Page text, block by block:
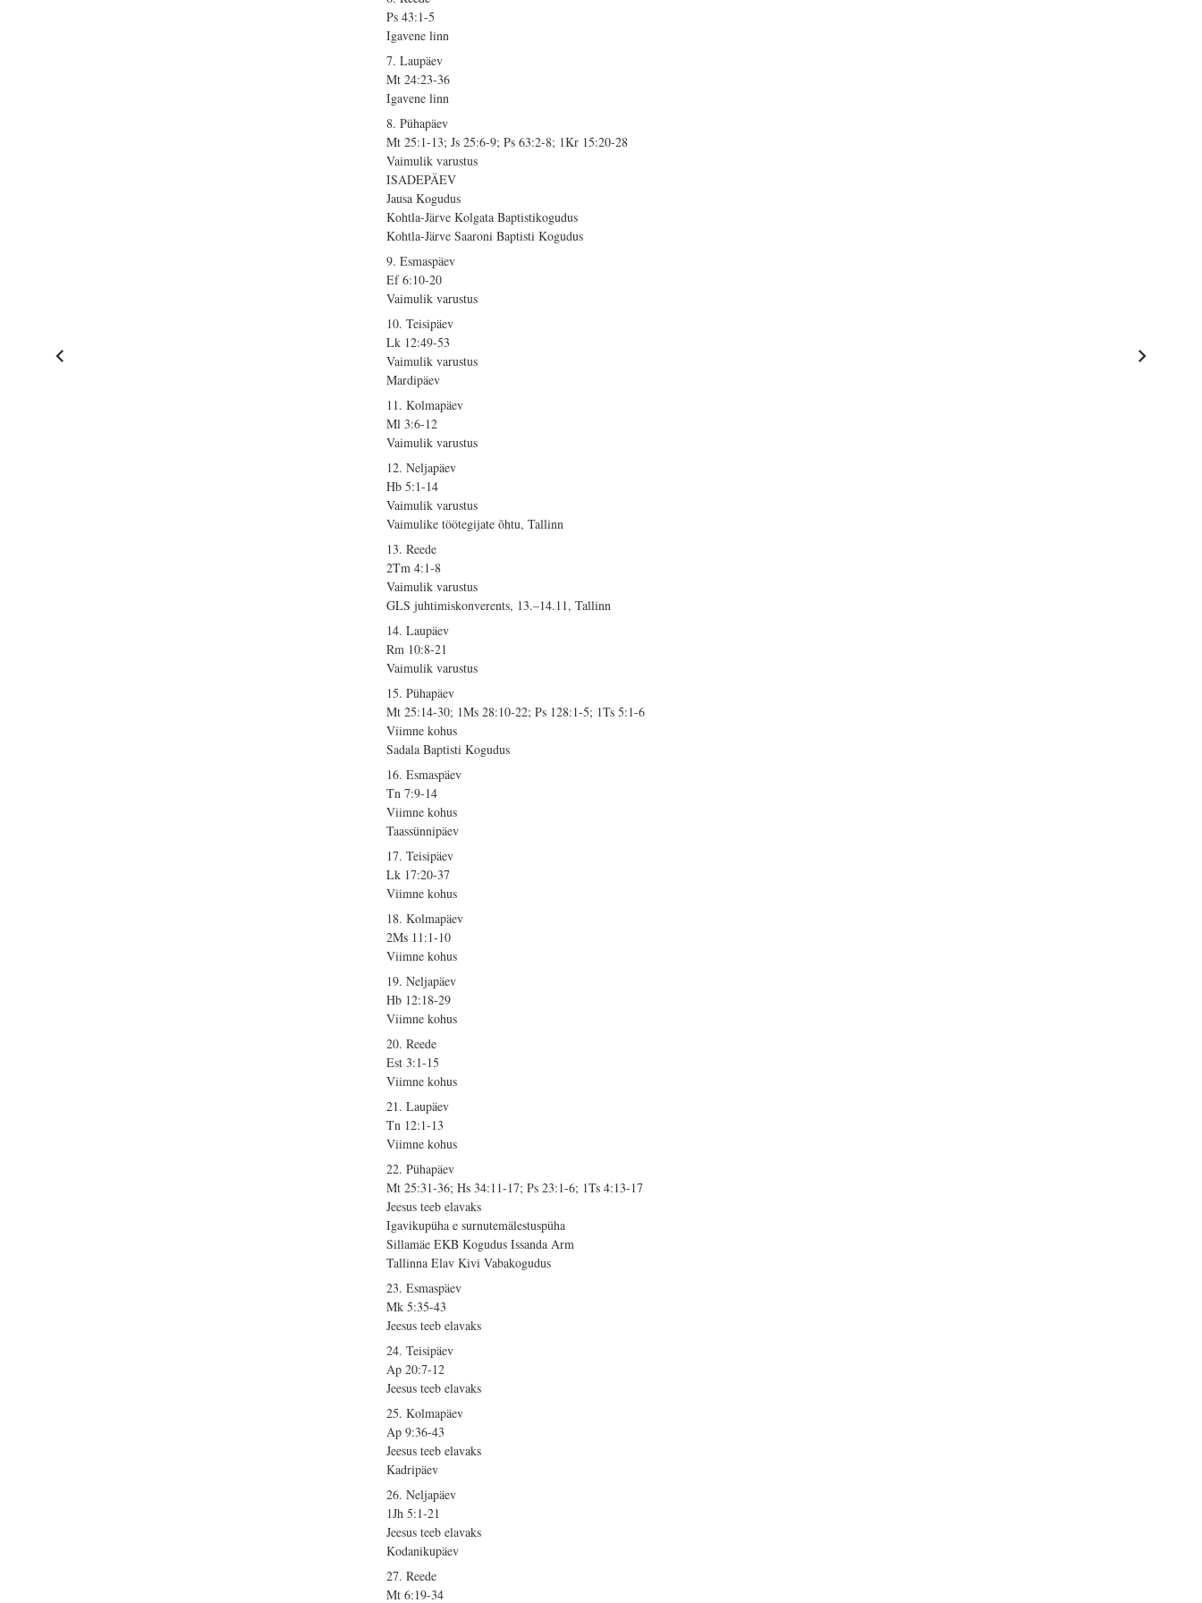
Ps 43:1-5
Igavene linn
7. Laupäev
Mt 24:23-36
Igavene linn
8. Pühapäev
Mt 25:1-13; Js 25:6-9; Ps 63:2-8; 1Kr 15:20-28
Vaimulik varustus
ISADEPÄEV
Jausa Kogudus
Kohtla-Järve Kolgata Baptistikogudus
Kohtla-Järve Saaroni Baptisti Kogudus
9. Esmaspäev
Ef 6:10-20
Vaimulik varustus
10. Teisipäev
Lk 12:49-53
Vaimulik varustus
Mardipäev
11. Kolmapäev
Ml 3:6-12
Vaimulik varustus
12. Neljapäev
Hb 5:1-14
Vaimulik varustus
Vaimulike töötegijate õhtu, Tallinn
13. Reede
2Tm 4:1-8
Vaimulik varustus
GLS juhtimiskonverents, 13.–14.11, Tallinn
14. Laupäev
Rm 10:8-21
Vaimulik varustus
15. Pühapäev
Mt 25:14-30; 1Ms 28:10-22; Ps 128:1-5; 1Ts 5:1-6
Viimne kohus
Sadala Baptisti Kogudus
16. Esmaspäev
Tn 7:9-14
Viimne kohus
Taassünnipäev
17. Teisipäev
Lk 17:20-37
Viimne kohus
18. Kolmapäev
2Ms 11:1-10
Viimne kohus
19. Neljapäev
Hb 12:18-29
Viimne kohus
20. Reede
Est 3:1-15
Viimne kohus
21. Laupäev
Tn 12:1-13
Viimne kohus
22. Pühapäev
Mt 25:31-36; Hs 34:11-17; Ps 23:1-6; 1Ts 4:13-17
Jeesus teeb elavaks
Igavikupüha e surnutemälestuspüha
Sillamäe EKB Kogudus Issanda Arm
Tallinna Elav Kivi Vabakogudus
23. Esmaspäev
Mk 5:35-43
Jeesus teeb elavaks
24. Teisipäev
Ap 20:7-12
Jeesus teeb elavaks
25. Kolmapäev
Ap 9:36-43
Jeesus teeb elavaks
Kadripäev
26. Neljapäev
1Jh 5:1-21
Jeesus teeb elavaks
Kodanikupäev
27. Reede
Mt 6:19-34